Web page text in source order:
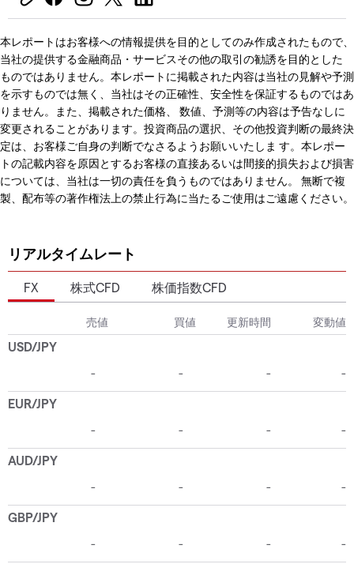
本レポートはお客様への情報提供を目的としてのみ作成されたもので、
当社の提供する金融商品・サービスその他の取引の勧誘を目的とした
ものではありません。本レポートに掲載された内容は当社の見解や予測
を示すものでは無く、当社はその正確性、安全性を保証するものではあ
りません。また、掲載された価格、 数値、予測等の内容は予告なしに
変更されることがあります。投資商品の選択、その他投資判断の最終決
定は、お客様ご自身の判断でなさるようお願いいたしま す。本レポー
トの記載内容を原因とするお客様の直接あるいは間接的損失および損害
については、当社は一切の責任を負うものではありません。 無断で複
製、配布等の著作権法上の禁止行為に当たるご使用はご遠慮ください。
リアルタイムレート
FX 株式CFD 株価指数CFD